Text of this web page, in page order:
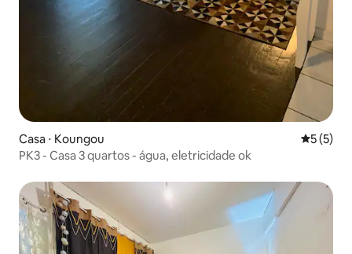
Casa ⋅ Koungou 5 de
5 (5)
PK3 - Casa 3 quartos - água, eletricidade ok